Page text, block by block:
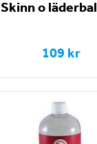
Skinn o
109 kr